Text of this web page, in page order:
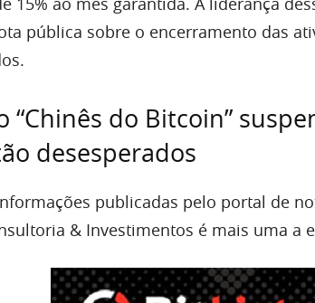
pública sobre o encerramento das
“Chinês do Bitcoin”
desesperados
publicadas pelo portal de
& Investimentos é mais uma a